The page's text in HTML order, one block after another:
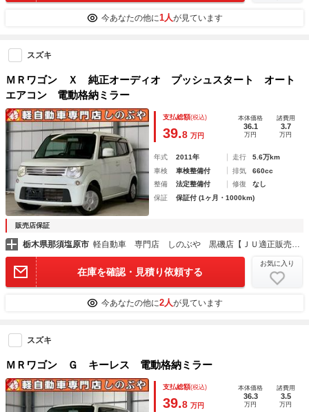
今あなたの他に1人が見ています
スズキ
ＭＲワゴン Ｘ 純正オーディオ プッシュスタート オート
エアコン 電動格納ミラー
支払総額(税込)
39.8 万円
本体価格
36.1
万円
諸費用
3.7
万円
年式 2011年 走行
5.6万km
車検
車検整備付 排気
660cc
整備
法定整備付 修復
なし
保証
保証付 (1ヶ月・1000km)
販売店保証
栃木県那須塩原市
在庫を確認・見積り依頼する
お気に入り
今あなたの他に2人が見ています
スズキ
ＭＲワゴン Ｇ キーレス 電動格納ミラー
支払総額(税込)
39.8 万円
本体価格
36.3
万円
諸費用
3.5
万円